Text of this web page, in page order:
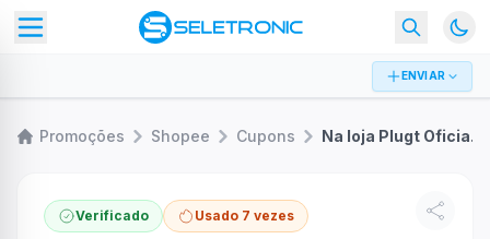
ENVIAR
Promoções Shopee Cupons Na loja Plugt Oficial no Shopee: 5% OFF em toda a loja
Verificado Usado 7 vezes